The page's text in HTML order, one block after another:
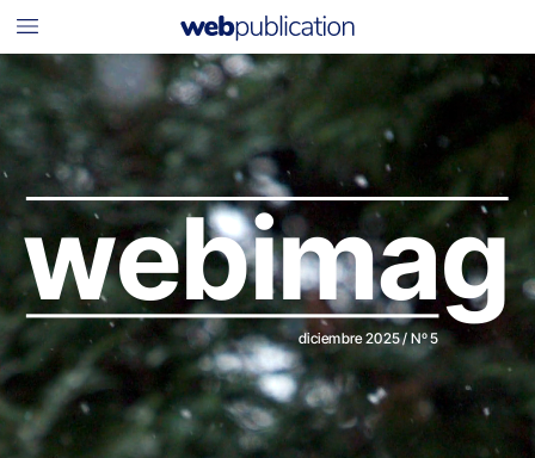
diciembre2025/ Nº5
webimag